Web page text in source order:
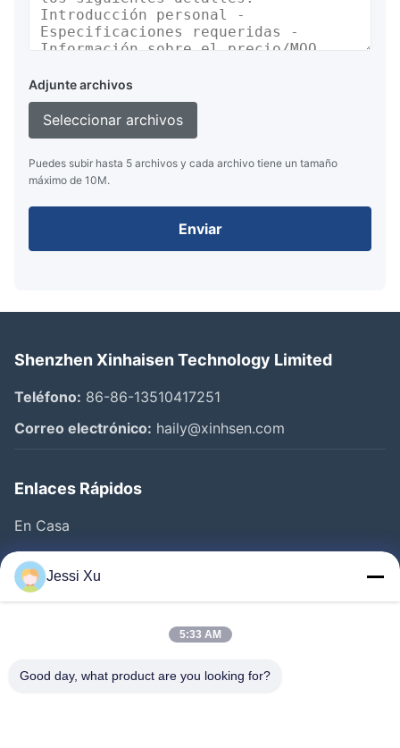
Adjunte archivos
Seleccionar archivos
Puedes subir hasta 5 archivos y cada archivo tiene un tamaño
máximo de 10M.
Enviar
Shenzhen Xinhaisen Technology Limited
Teléfono: 86-86-13510417251
Correo electrónico: haily@xinhsen.com
Enlaces Rápidos
En Casa
Productos
Videos
Control De Calidad
Jessi Xu
5:33 AM
Good day, what product are you looking for?